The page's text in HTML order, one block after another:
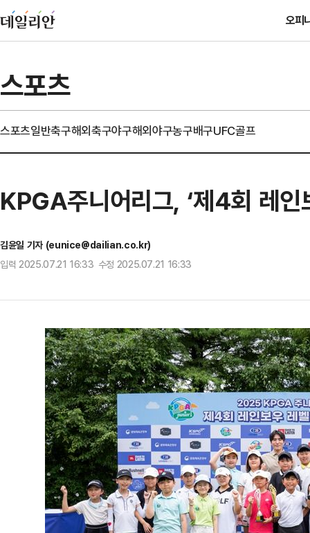
오피
스포츠
스포츠일반축구해외축구야구해외야구농구배구UFC골프
KPGA주니어리그, ‘제4회 레인
김윤일 기자 (eunice@dailian.co.kr)
입력 2025.07.21 16:33 수정 2025.07.21 16:33